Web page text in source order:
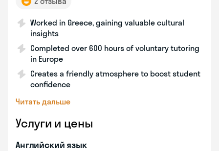
Worked in Greece, gaining valuable cultural
insights
Completed over 600 hours of voluntary tutoring
in Europe
Creates a friendly atmosphere to boost student
confidence
Читать дальше
Услуги и цены
Английский язык